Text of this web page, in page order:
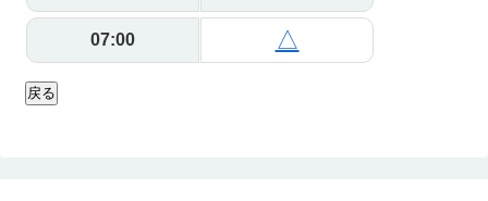
07:00 △
戻る